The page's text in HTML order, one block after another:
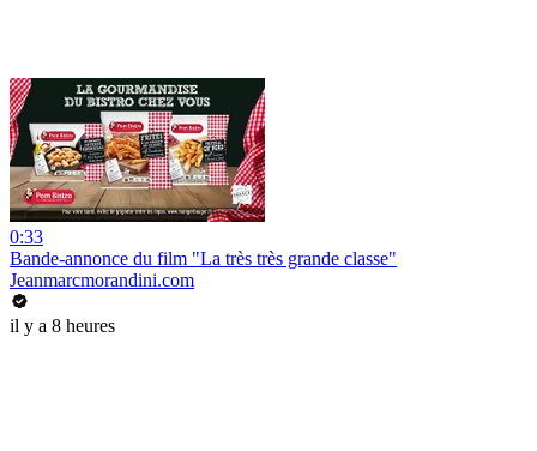
0:33
Bande-annonce du film "La très très grande classe"
Jeanmarcmorandini.com
il y a 8 heures